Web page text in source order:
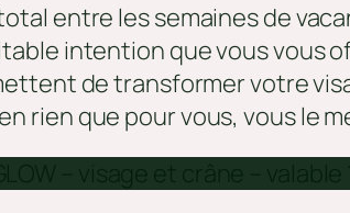
entre les semaines de
intention que vous vous
de transformer votre
rien que pour vous, vous le